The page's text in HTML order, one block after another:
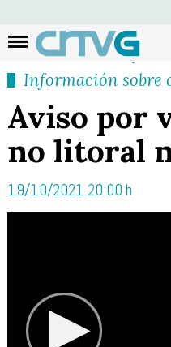
Información sobre
Aviso por
no litoral
19/10/2021 20:00 h